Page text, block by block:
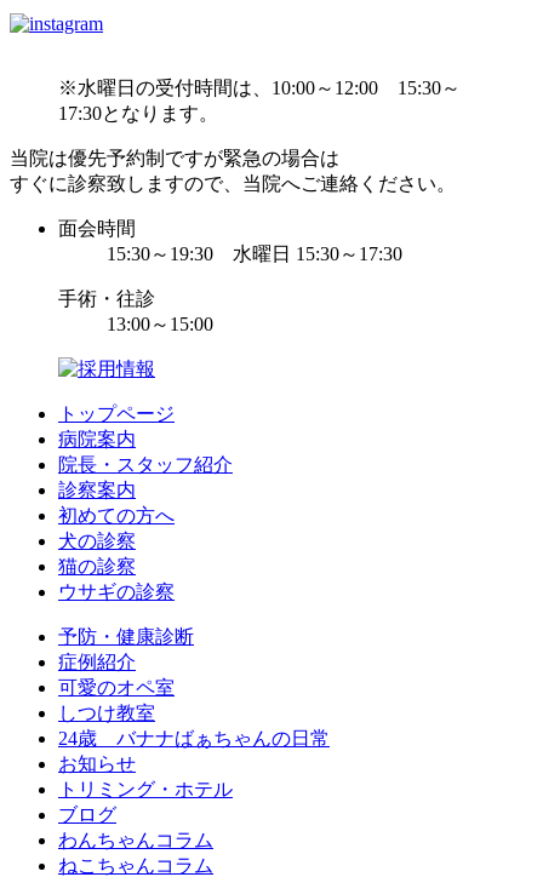
※水曜日の受付時間は、10:00～12:00 15:30～
17:30となります。
当院は優先予約制ですが緊急の場合は
すぐに診察致しますので、当院へご連絡ください。
面会時間
15:30～19:30 水曜日 15:30～17:30
手術・往診
13:00～15:00
トップページ
病院案内
院長・スタッフ紹介
診察案内
初めての方へ
犬の診察
猫の診察
ウサギの診察
予防・健康診断
症例紹介
可愛のオペ室
しつけ教室
24歳 バナナばぁちゃんの日常
お知らせ
トリミング・ホテル
ブログ
わんちゃんコラム
ねこちゃんコラム